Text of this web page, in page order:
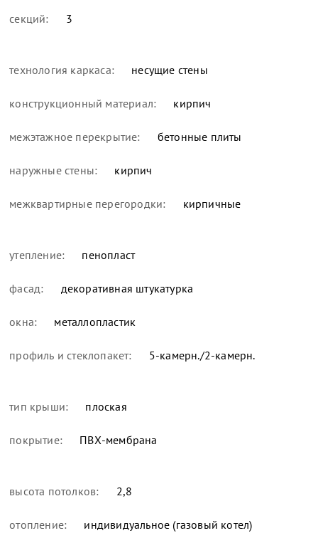
секций: 3
технология каркаса: несущие стены
конструкционный материал: кирпич
межэтажное перекрытие: бетонные плиты
наружные стены: кирпич
межквартирные перегородки: кирпичные
утепление: пенопласт
фасад: декоративная штукатурка
окна: металлопластик
профиль и стеклопакет: 5-камерн./2-камерн.
тип крыши: плоская
покрытие: ПВХ-мембрана
высота потолков: 2,8
отопление: индивидуальное (газовый котел)